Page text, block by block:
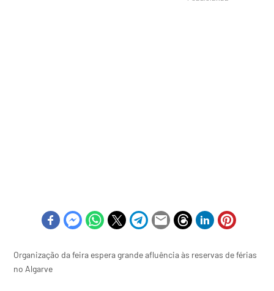
Organização da feira espera grande afluência às reservas de férias
no Algarve